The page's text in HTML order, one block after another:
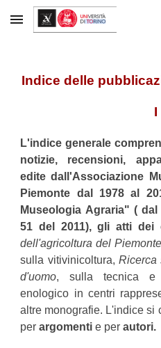
Skip to main content
Indice delle
I
L'indice generale
notizie, recensioni,
edite dall'Associazione
Piemonte dal 1978 al
Museologia Agraria" (
51 del 2011), gli atti
dell'agricoltura del
sulla vitivinicoltura, Ricerca
d'uomo, sulla tecnica e
enologico in centri
altre monografie. L'indice si
perargomentie perautori.